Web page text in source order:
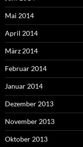
Mai 2014
April 2014
März 2014
Februar 2014
Januar 2014
Dezember 2013
November 2013
Oktober 2013